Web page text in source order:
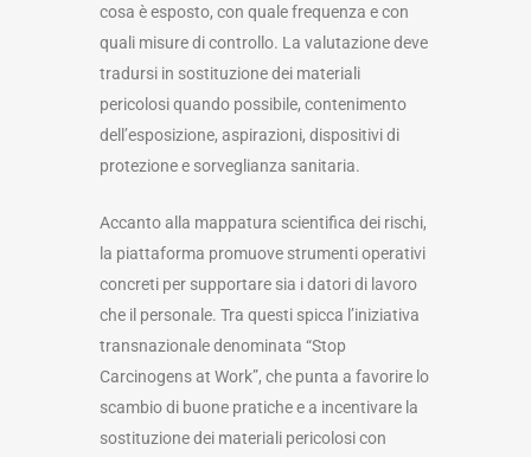
cosa è esposto, con quale frequenza e con
quali misure di controllo. La valutazione deve
tradursi in sostituzione dei materiali
pericolosi quando possibile, contenimento
dell’esposizione, aspirazioni, dispositivi di
protezione e sorveglianza sanitaria.
Accanto alla mappatura scientifica dei rischi,
la piattaforma promuove strumenti operativi
concreti per supportare sia i datori di lavoro
che il personale. Tra questi spicca l’iniziativa
transnazionale denominata “Stop
Carcinogens at Work”, che punta a favorire lo
scambio di buone pratiche e a incentivare la
sostituzione dei materiali pericolosi con